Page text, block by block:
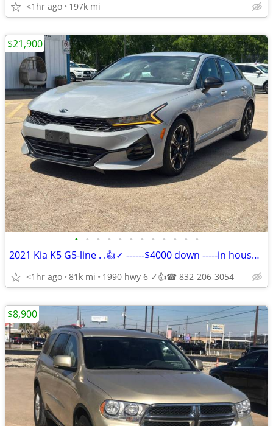
<1hr ago 197k mi
• • • • • • • • • • • •
2021 Kia K5 G5-line . .👍✓ ------$4000 down -----in house finance
<1hr ago 81k mi 1990 hwy 6 ✓👍☎ 832-206-3054
$21,900
$8,900